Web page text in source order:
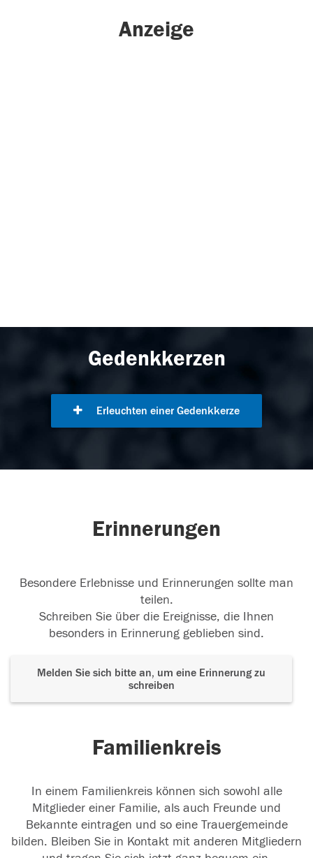
Anzeige
Gedenkkerzen
Erleuchten einer Gedenkkerze
Erinnerungen
Besondere Erlebnisse und Erinnerungen sollte man
teilen.
Schreiben Sie über die Ereignisse, die Ihnen
besonders in Erinnerung geblieben sind.
Melden Sie sich bitte an, um eine Erinnerung zu
schreiben
Familienkreis
In einem Familienkreis können sich sowohl alle
Mitglieder einer Familie, als auch Freunde und
Bekannte eintragen und so eine Trauergemeinde
bilden. Bleiben Sie in Kontakt mit anderen Mitgliedern